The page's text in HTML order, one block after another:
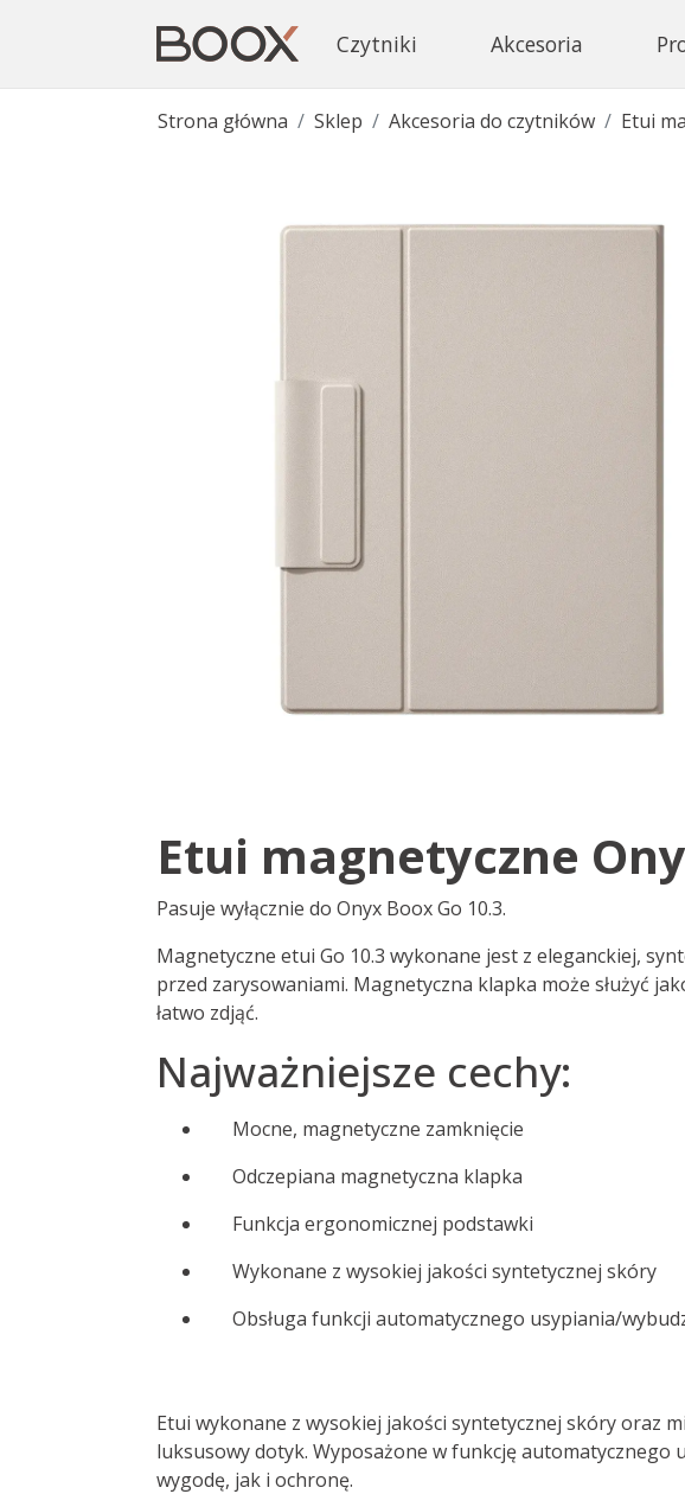
Czytniki Akcesoria
Strona główna Sklep Akcesoria do czytników Etui
Etui magnetyczne
Pasuje wyłącznie do Onyx Boox Go 10.3.
Magnetyczne etui Go 10.3 wykonane jest z eleganckiej,
przed zarysowaniami. Magnetyczna klapka może służyć
łatwo zdjąć.
Najważniejsze cechy:
Mocne, magnetyczne zamknięcie
Odczepiana magnetyczna klapka
Funkcja ergonomicznej podstawki
Wykonane z wysokiej jakości syntetycznej skóry
Obsługa funkcji automatycznego usypiania/
Etui wykonane z wysokiej jakości syntetycznej skóry oraz
luksusowy dotyk. Wyposażone w funkcję
wygodę, jak i ochronę.